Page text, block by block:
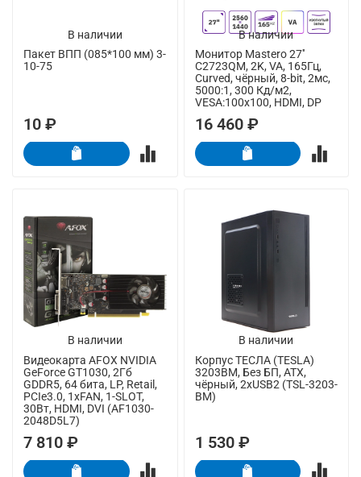
В наличии
Пакет ВПП (085*100 мм) 3-
10-75
10 ₽
В наличии
Монитор Mastero 27''
C2723QM, 2K, VA, 165Гц,
Curved, чёрный, 8-bit, 2мс,
5000:1, 300 Кд/м2,
VESA:100x100, HDMI, DP
16 460 ₽
В наличии
Видеокарта AFOX NVIDIA
GeForce GT1030, 2Гб
GDDR5, 64 бита, LP, Retail,
PCIe3.0, 1xFAN, 1-SLOT,
30Вт, HDMI, DVI (AF1030-
2048D5L7)
7 810 ₽
В наличии
Корпус ТЕСЛА (TESLA)
3203BM, Без БП, ATX,
чёрный, 2xUSB2 (TSL-3203-
BM)
1 530 ₽